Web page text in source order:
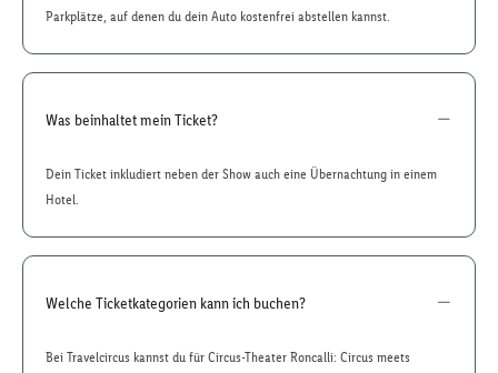
Parkplätze, auf denen du dein Auto kostenfrei abstellen kannst.
Was beinhaltet mein Ticket?
Dein Ticket inkludiert neben der Show auch eine Übernachtung in einem
Hotel.
Welche Ticketkategorien kann ich buchen?
Bei Travelcircus kannst du für Circus-Theater Roncalli: Circus meets